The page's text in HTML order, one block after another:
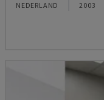
NEDERLAND 2003